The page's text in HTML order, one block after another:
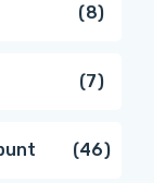
88
77
4646